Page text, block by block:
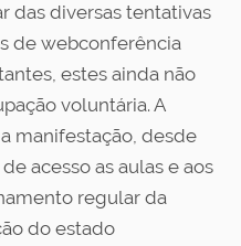
das diversas tentativas
de webconferência
estes ainda não
voluntária. A
manifestação, desde
acesso as aulas e aos
regular da
do estado